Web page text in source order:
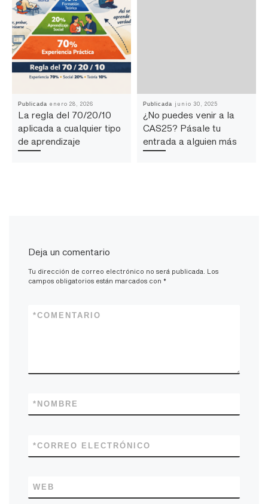
Publicadaenero 28, 2026
La regla del 70/20/10
aplicada a cualquier tipo
de aprendizaje
Publicada junio 30, 2025
¿No puedes venir a la
CAS25? Pásale tu
entrada a alguien más
Deja un comentario
Tu dirección de correo electrónico no será publicada.
Los
campos obligatorios están marcados con *
COMENTARIO
*
NOMBRE
*
CORREO ELECTRÓNICO
*
WEB